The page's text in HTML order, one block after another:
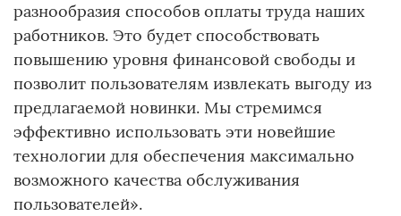
разнообразия способов оплаты труда наших
работников. Это будет способствовать
повышению уровня финансовой свободы и
позволит пользователям извлекать выгоду из
предлагаемой новинки. Мы стремимся
эффективно использовать эти новейшие
технологии для обеспечения максимально
возможного качества обслуживания
пользователей».